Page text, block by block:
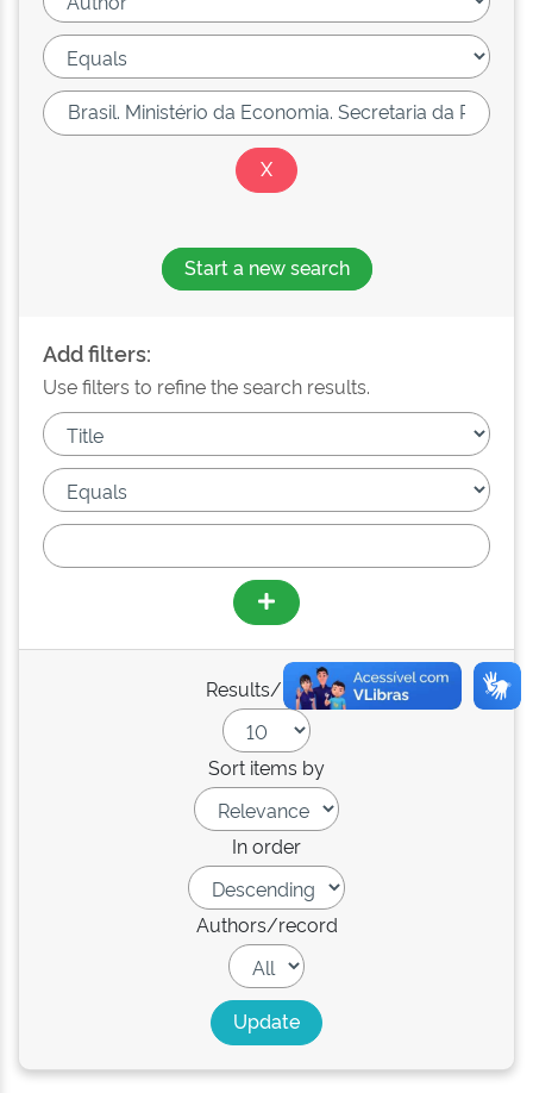
Start a new search
Add filters:
Use filters to refine the search results.
Results/Page
Sort items by
In order
Authors/record